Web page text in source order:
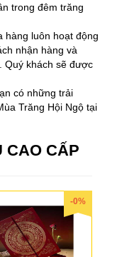
trong đêm trăng
hàng luôn hoạt động
nhận hàng và
Quý khách sẽ được
có những trải
Trăng Hội Ngộ tại
CAO CẤP
-0%